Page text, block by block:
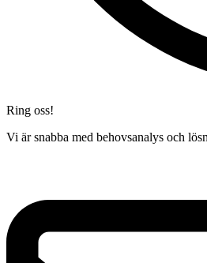
Ring oss!
Vi är snabba med behovsanalys och